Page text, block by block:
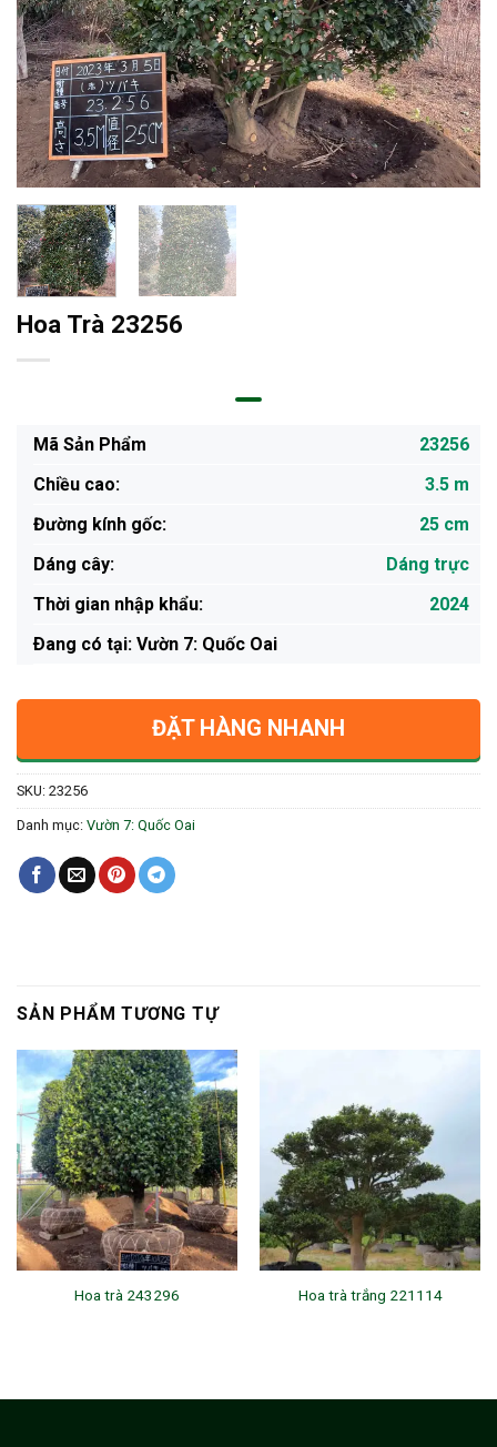
Hoa Trà 23256
Mã Sản Phẩm
23256
Chiều cao:
3.5 m
Đường kính gốc:
25 cm
Dáng cây:
Dáng trực
Thời gian nhập khẩu:
2024
Ðang có tại: Vườn 7: Quốc Oai
ĐẶT HÀNG NHANH
SKU: 23256
Danh mục: Vườn 7: Quốc Oai
SẢN PHẨM TƯƠNG TỰ
Hoa trà 243296 Hoa trà trắng 221114